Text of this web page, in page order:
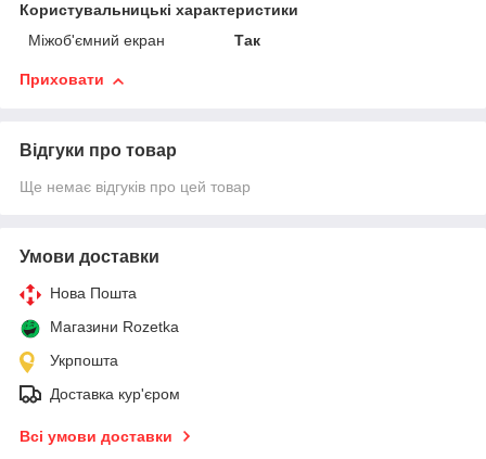
Користувальницькі характеристики
Міжоб'ємний екран
Так
Приховати
Відгуки про товар
Ще немає відгуків про цей товар
Умови доставки
Нова Пошта
Магазини Rozetka
Укрпошта
Доставка кур'єром
Всі умови доставки